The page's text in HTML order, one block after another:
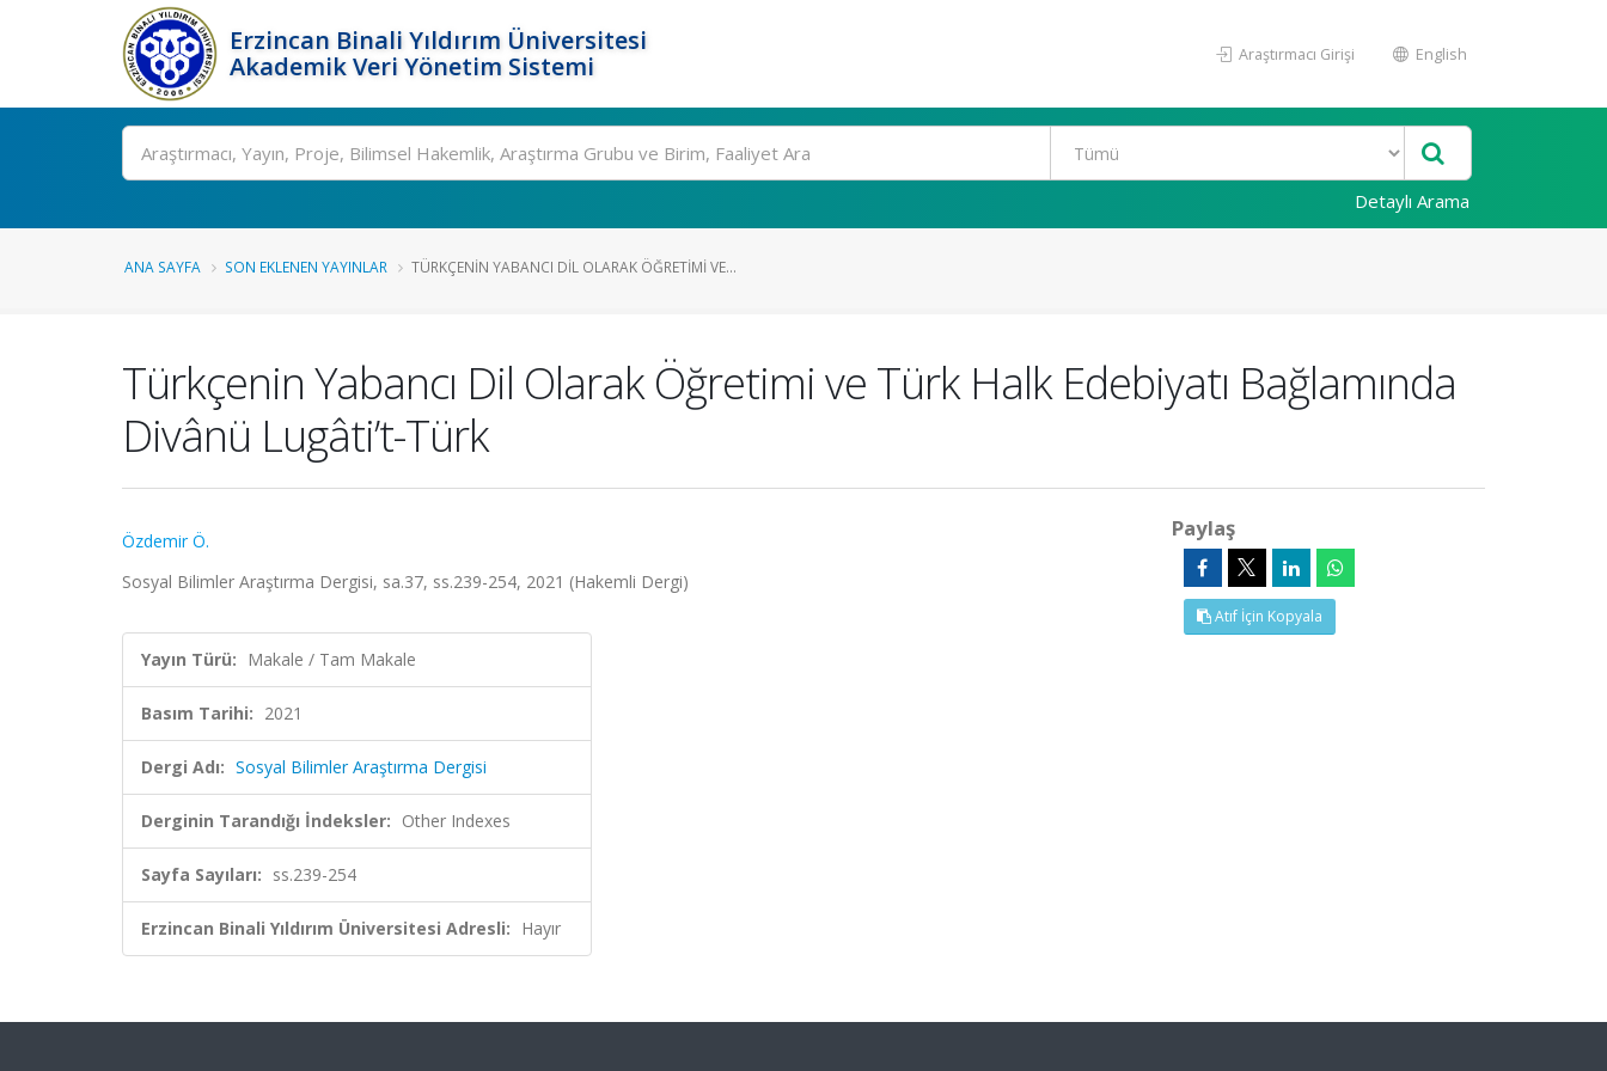
Erzincan Binali Yıldırım Üniversitesi
Akademik Veri Yönetim Sistemi
Araştırmacı Girişi English
Ara
Detaylı Arama
ANA SAYFA SON EKLENEN YAYINLAR TÜRKÇENIN YABANCI DIL OLARAK ÖĞRETIMI VE...
Türkçenin Yabancı Dil Olarak Öğretimi ve Türk Halk Edebiyatı Bağlamında
Divânü Lugâti’t-Türk
Özdemir Ö.
Sosyal Bilimler Araştırma Dergisi, sa.37, ss.239-254, 2021 (Hakemli Dergi)
Yayın Türü: Makale / Tam Makale
Basım Tarihi: 2021
Dergi Adı: Sosyal Bilimler Araştırma Dergisi
Derginin Tarandığı İndeksler: Other Indexes
Sayfa Sayıları: ss.239-254
Erzincan Binali Yıldırım Üniversitesi Adresli: Hayır
Paylaş
Atıf İçin Kopyala